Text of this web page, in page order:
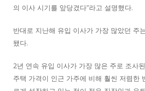
의 이사 시기를 앞당겼다”라고 설명했다.
반대로 지난해 유입 이사가 가장 많았던 주
됐다.
2년 연속 유입 이사가 가장 많은 주로 조사
주택 가격이 인근 가주에 비해 훨씬 저렴한